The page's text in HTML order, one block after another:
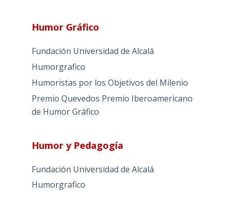
Humor Gráfico
Fundación Universidad de Alcalá
Humorgrafico
Humoristas por los Objetivos del Milenio
Premio Quevedos Premio Iberoamericano
de Humor Gráfico
Humor y Pedagogía
Fundación Universidad de Alcalá
Humorgrafico